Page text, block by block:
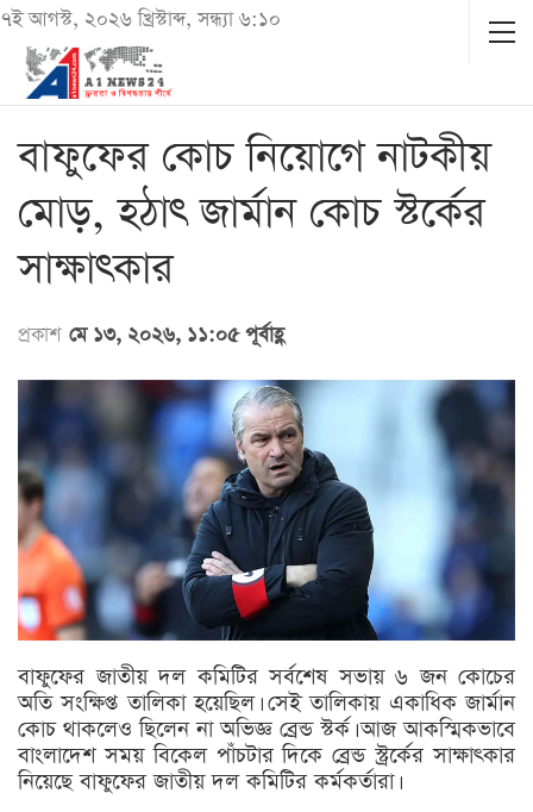
৭ই আগস্ট, ২০২৬ খ্রিস্টাব্দ, সন্ধ্যা ৬:১০
বাফুফের কোচ নিয়োগে নাটকীয়
মোড়, হঠাৎ জার্মান কোচ স্টর্কের
সাক্ষাৎকার
প্রকাশ মে ১৩, ২০২৬, ১১:০৫ পূর্বাহ্ণ
বাফুফের জাতীয় দল কমিটির সর্বশেষ সভায় ৬ জন কোচের
অতি সংক্ষিপ্ত তালিকা হয়েছিল। সেই তালিকায় একাধিক জার্মান
কোচ থাকলেও ছিলেন না অভিজ্ঞ ব্রেন্ড স্টর্ক। আজ আকস্মিকভাবে
বাংলাদেশ সময় বিকেল পাঁচটার দিকে ব্রেন্ড স্ট্রর্কের সাক্ষাৎকার
নিয়েছে বাফুফের জাতীয় দল কমিটির কর্মকর্তারা।